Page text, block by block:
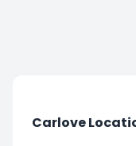
Carlove